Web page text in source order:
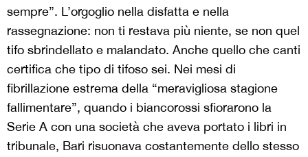
sempre”. L’orgoglio nella disfatta e nella
rassegnazione: non ti restava più niente, se non quel
tifo sbrindellato e malandato. Anche quello che canti
certifica che tipo di tifoso sei. Nei mesi di
fibrillazione estrema della “meravigliosa stagione
fallimentare”, quando i biancorossi sfiorarono la
Serie A con una società che aveva portato i libri in
tribunale, Bari risuonava costantemente dello stesso